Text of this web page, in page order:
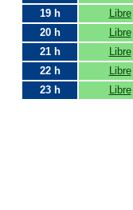
19 h
Libre
20 h
Libre
21 h
Libre
22 h
Libre
23 h
Libre